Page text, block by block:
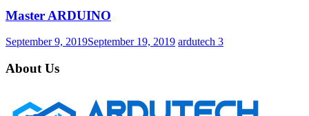
Master ARDUINO
September 9, 2019September 19, 2019 ardutech 3
About Us